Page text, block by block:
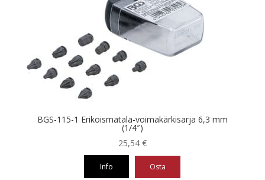
BGS-115-1 Erikoismatala-voimakärkisarja 6,3 mm
(1/4″)
25,54 €
Info Osta